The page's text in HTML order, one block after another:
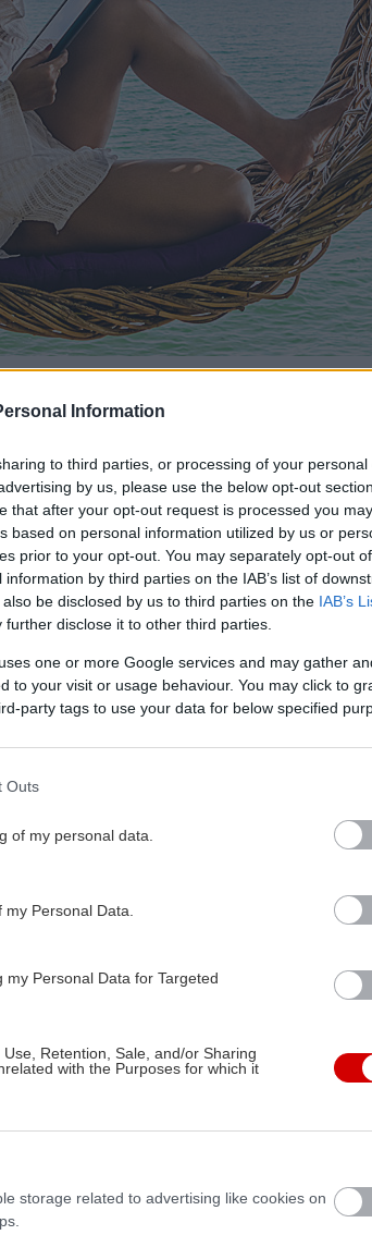
Information
to third parties, or processing of your personal
by us, please use the below opt-out
that after your opt-out request is processed you may
based on personal information utilized by us or
prior to your opt-out. You may separately opt-out
by third parties on the IAB’s list of
be disclosed by us to third parties on the IAB’s
further disclose it to other third parties.
one or more Google services and may gather
to your visit or usage behaviour. You may click to
party tags to use your data for below specified
Outs
of my personal data.
Personal Data.
Personal Data for Targeted
Retention, Sale, and/or Sharing
with the Purposes for which it
storage related to advertising like cookies on
προστατευμένος από το
Γραφικά ψαροχώρια για βουτιές,